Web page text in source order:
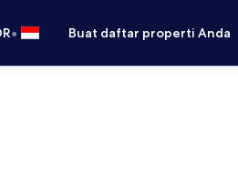
• Buat daftar properti Anda